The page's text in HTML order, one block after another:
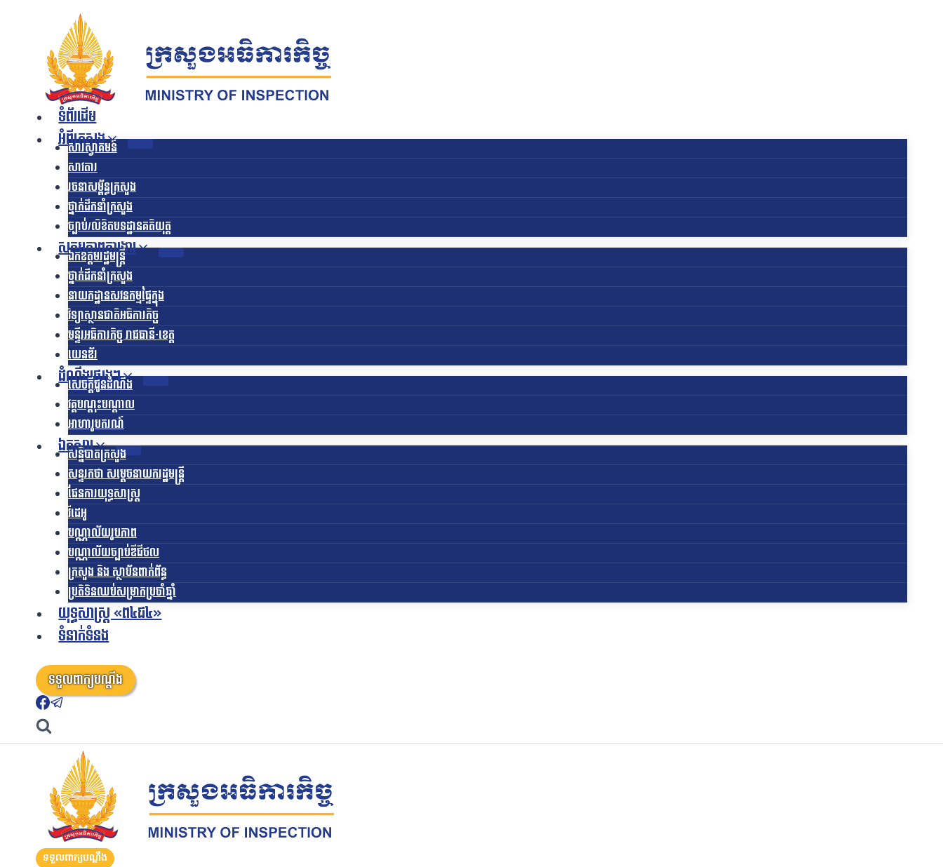
ទំព័រដើម
អំពីក្រសួង
សារស្វាគមន៍
សាវតារ
រចនាសម្ព័ន្ធក្រសួង​
ថ្នាក់ដឹកនាំក្រសួង
ច្បាប់/លិខិតបទដ្ឋានគតិយុត្ត
សកម្មភាពការងារ
ឯកឧត្ដមរដ្ឋមន្ត្រី
ថ្នាក់ដឹកនាំក្រសួង
នាយកដ្ឋានសវនកម្មផ្ទៃក្នុង
វិទ្យាស្ថានជាតិអធិការកិច្ច
មន្ទីរអធិការកិច្ច រាជធានី-ខេត្ត
យេនឌ័រ
ដំណឹងផ្សេងៗ
សេចក្តីជូនដំណឹង
វគ្គបណ្តុះបណ្តាល
អាហារូបករណ៍
ឯកសារ
សន្និបាតក្រសួង
សន្ទរកថា សម្តេចនាយករដ្ឋមន្ត្រី
ផែនការយុទ្ធសាស្រ្ត
វីដេអូ
បណ្ណាល័យរូបភាព
បណ្ណាល័យច្បាប់ឌីជីថល
ក្រសួង និង ស្ថាប័នពាក់ព័ន្ធ
ប្រតិទិនឈប់សម្រាកប្រចាំឆ្នាំ
យុទ្ធសាស្ត្រ «ព៤ជ៤»
ទំនាក់ទំនង
ទទួលពាក្យបណ្តឹង
ទទួលពាក្យបណ្តឹង